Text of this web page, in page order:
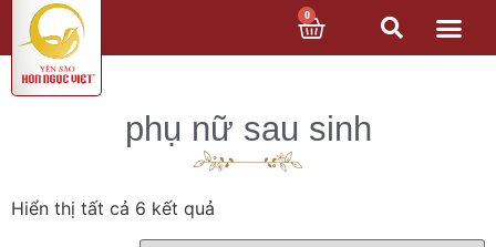
0
phụ nữ sau sinh
Hiển thị tất cả 6 kết quả